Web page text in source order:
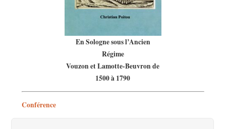
En Sologne sous l’Ancien
Régime
Vouzon et Lamotte-Beuvron de
1500 à 1790
Conférence